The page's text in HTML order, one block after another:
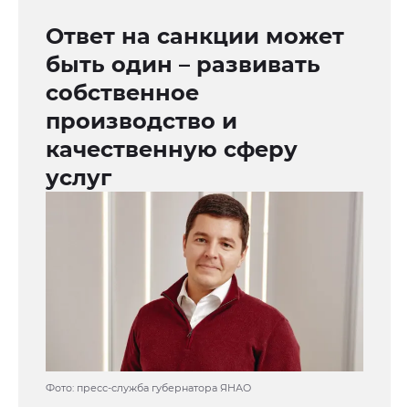
Ответ на санкции может
быть один – развивать
собственное
производство и
качественную сферу
услуг
Фото: пресс-служба губернатора ЯНАО